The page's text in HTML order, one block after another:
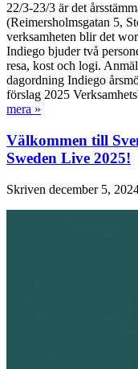
22/3-23/3 är det
(Reimersholmsgatan 5,
verksamheten blir det
Indiego bjuder två
resa, kost och logi.
dagordning Indiego
förslag 2025
mera »
Välkommen till
Sweden Live 2025!
Skriven december 5,